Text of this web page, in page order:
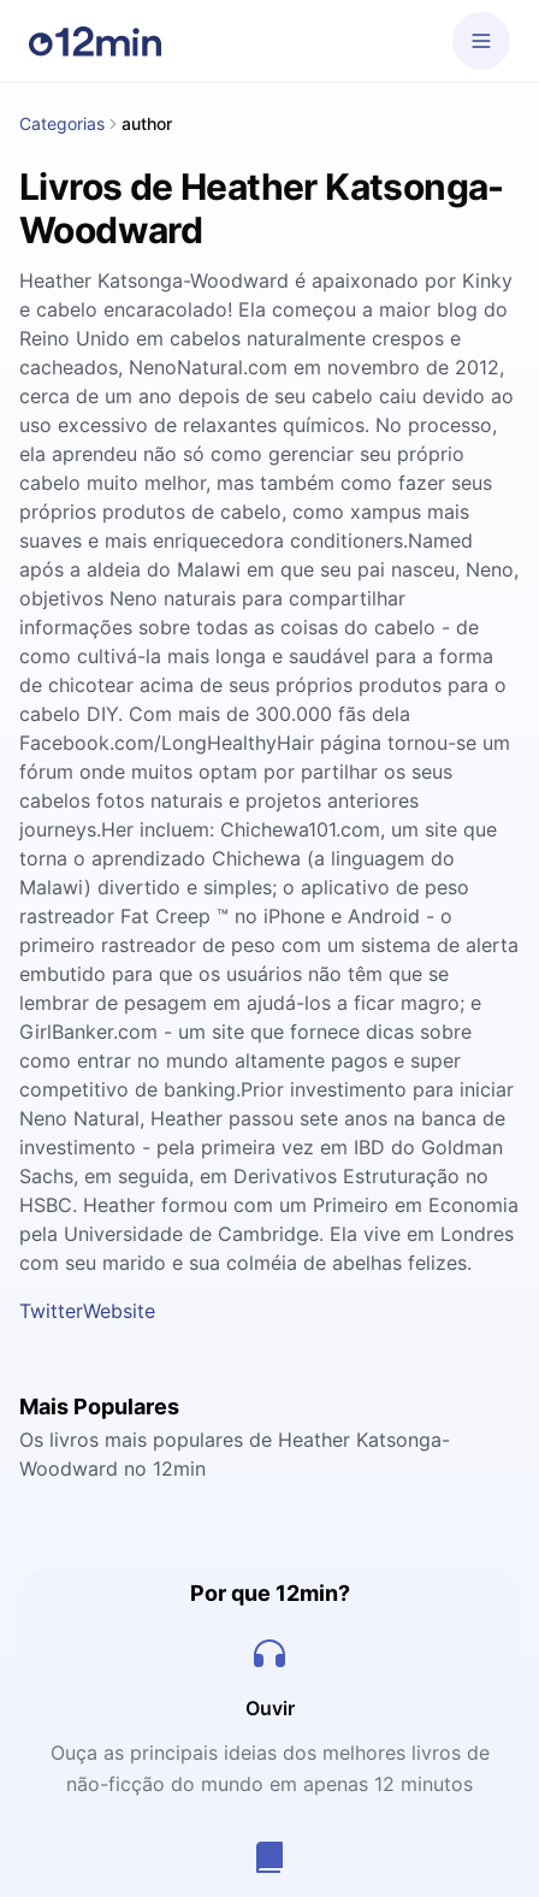
Categorias author
Livros de Heather Katsonga-
Woodward
Heather Katsonga-Woodward é apaixonado por Kinky
e cabelo encaracolado! Ela começou a maior blog do
Reino Unido em cabelos naturalmente crespos e
cacheados, NenoNatural.com em novembro de 2012,
cerca de um ano depois de seu cabelo caiu devido ao
uso excessivo de relaxantes químicos. No processo,
ela aprendeu não só como gerenciar seu próprio
cabelo muito melhor, mas também como fazer seus
próprios produtos de cabelo, como xampus mais
suaves e mais enriquecedora conditioners.Named
após a aldeia do Malawi em que seu pai nasceu, Neno,
objetivos Neno naturais para compartilhar
informações sobre todas as coisas do cabelo - de
como cultivá-la mais longa e saudável para a forma
de chicotear acima de seus próprios produtos para o
cabelo DIY. Com mais de 300.000 fãs dela
Facebook.com/LongHealthyHair página tornou-se um
fórum onde muitos optam por partilhar os seus
cabelos fotos naturais e projetos anteriores
journeys.Her incluem: Chichewa101.com, um site que
torna o aprendizado Chichewa (a linguagem do
Malawi) divertido e simples; o aplicativo de peso
rastreador Fat Creep ™ no iPhone e Android - o
primeiro rastreador de peso com um sistema de alerta
embutido para que os usuários não têm que se
lembrar de pesagem em ajudá-los a ficar magro; e
GirlBanker.com - um site que fornece dicas sobre
como entrar no mundo altamente pagos e super
competitivo de banking.Prior investimento para iniciar
Neno Natural, Heather passou sete anos na banca de
investimento - pela primeira vez em IBD do Goldman
Sachs, em seguida, em Derivativos Estruturação no
HSBC. Heather formou com um Primeiro em Economia
pela Universidade de Cambridge. Ela vive em Londres
com seu marido e sua colméia de abelhas felizes.
TwitterWebsite
Mais Populares
Os livros mais populares de Heather Katsonga-
Woodward no 12min
Por que 12min?
Ouvir
Ouça as principais ideias dos melhores livros de
não-ficção do mundo em apenas 12 minutos